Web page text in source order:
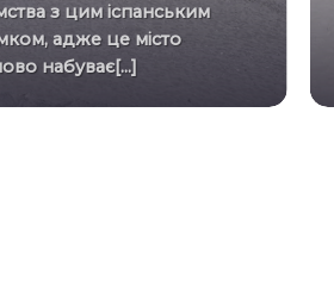
з цим іспанським
адже це місто
набуває[...]